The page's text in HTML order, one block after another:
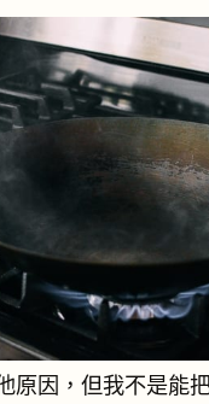
原因，但我不是能